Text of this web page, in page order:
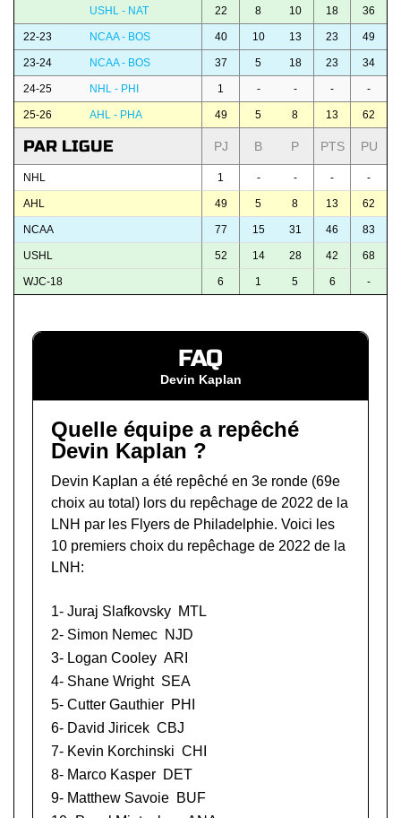
USHL - NAT 22 8 10 18 36
22-23 NCAA - BOS 40 10 13 23 49
23-24 NCAA - BOS 37 5 18 23 34
24-25 NHL - PHI 1 - - - -
25-26 AHL - PHA 49 5 8 13 62
PAR LIGUE PJ B P PTS PU
NHL 1 - - - -
AHL 49 5 8 13 62
NCAA 77 15 31 46 83
USHL 52 14 28 42 68
WJC-18 6 1 5 6 -
FAQ
Devin Kaplan
Quelle équipe a repêché
Devin Kaplan ?
Devin Kaplan a été repêché en 3e ronde (69e
choix au total) lors du repêchage de 2022 de la
LNH par les Flyers de Philadelphie. Voici les
10 premiers choix du repêchage de 2022 de la
LNH:
1- Juraj Slafkovsky MTL
2- Simon Nemec NJD
3- Logan Cooley ARI
4- Shane Wright SEA
5- Cutter Gauthier PHI
6- David Jiricek CBJ
7- Kevin Korchinski CHI
8- Marco Kasper DET
9- Matthew Savoie BUF